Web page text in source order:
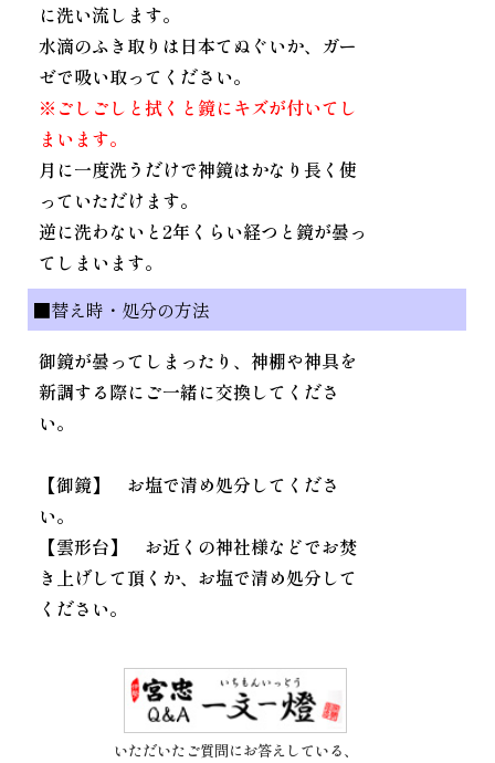
に洗い流します。
水滴のふき取りは日本てぬぐいか、ガー
ゼで吸い取ってください。
※ごしごしと拭くと鏡にキズが付いてし
まいます。
月に一度洗うだけで神鏡はかなり長く使
っていただけます。
逆に洗わないと2年くらい経つと鏡が曇っ
てしまいます。
■替え時・処分の方法
御鏡が曇ってしまったり、神棚や神具を
新調する際にご一緒に交換してくださ
い。
【御鏡】 お塩で清め処分してくださ
い。
【雲形台】 お近くの神社様などでお焚
き上げして頂くか、お塩で清め処分して
ください。
いただいたご質問にお答えしている、